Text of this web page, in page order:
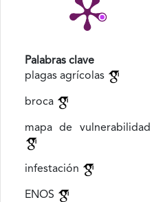
Palabras clave
plagas agrícolas
broca
mapa de vulnerabilidad
infestación
ENOS